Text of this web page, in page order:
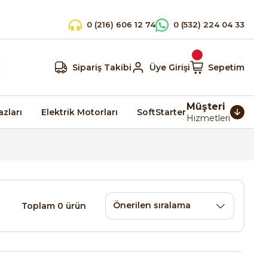
0 (216) 606 12 74 0 (532) 224 04 33
Sipariş Takibi Üye Girişi Sepetim
Elektrik Motorları SoftStarterMüşteri
Hizmetleri
Toplam 0 ürün